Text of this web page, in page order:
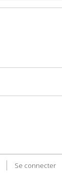
Se connecter